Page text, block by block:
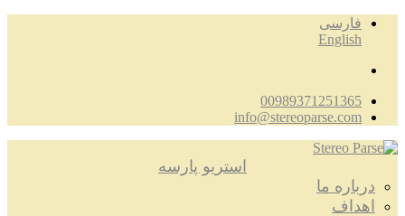
فارسی
English
00989371251365
info@stereoparse.com
استریو پارسه
درباره ما
اهداف